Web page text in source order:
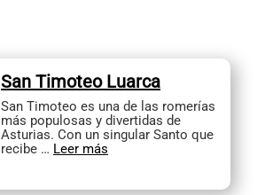
San Timoteo Luarca
San Timoteo es una de las romerías
más populosas y divertidas de
Asturias. Con un singular Santo que
recibe … Leer más